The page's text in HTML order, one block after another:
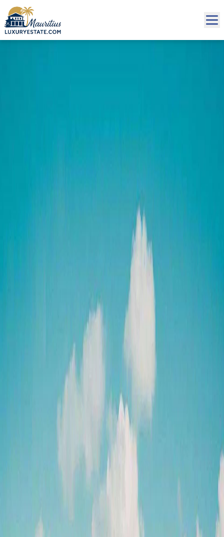
Vente Villa Beau Champ 1 566 618 € | MZIMC439